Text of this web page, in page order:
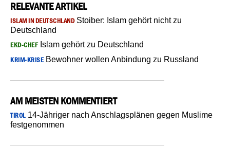
RELEVANTE ARTIKEL
ISLAM IN DEUTSCHLANDStoiber: Islam gehört nicht zu
Deutschland
EKD-CHEFIslam gehört zu Deutschland
KRIM-KRISEBewohner wollen Anbindung zu Russland
AM MEISTEN KOMMENTIERT
TIROL14-Jähriger nach Anschlagsplänen gegen Muslime
festgenommen